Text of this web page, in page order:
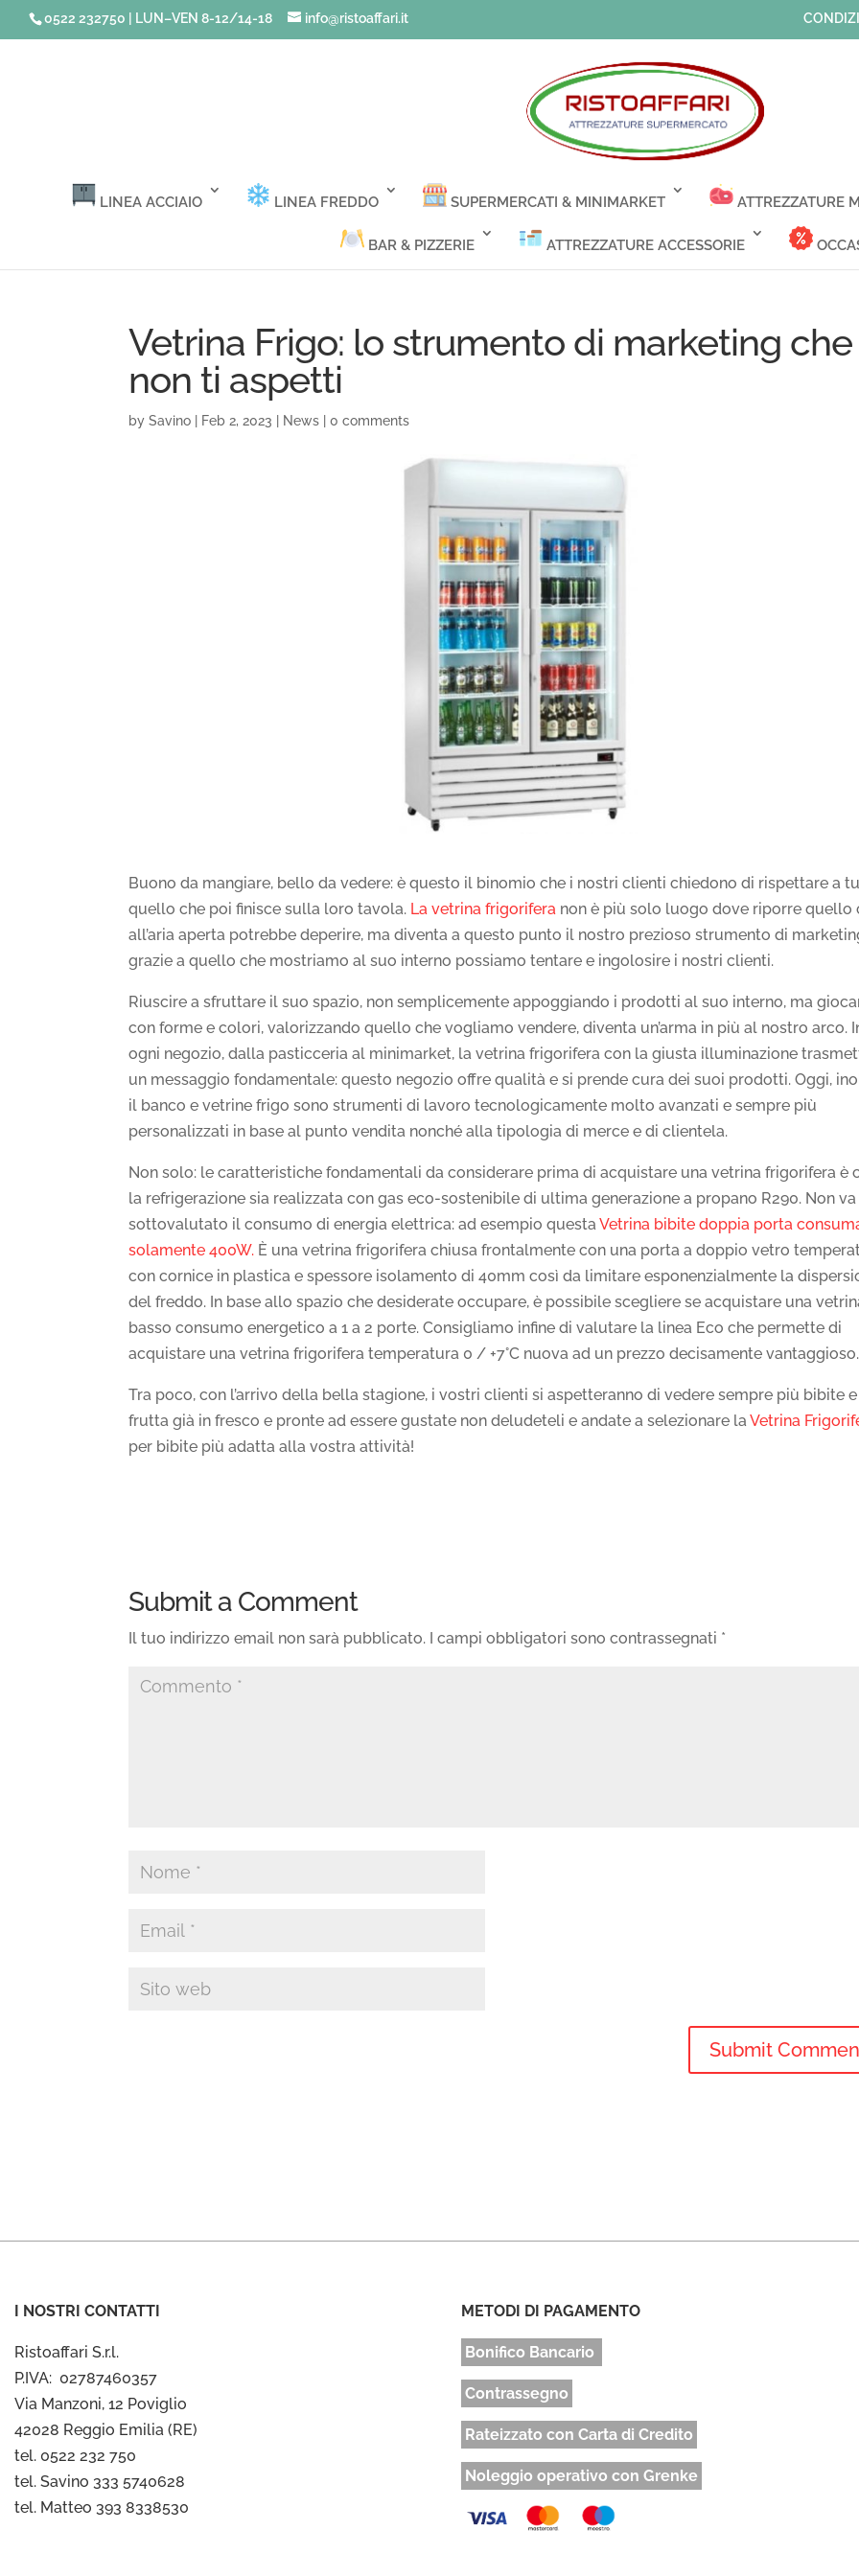
0522 232750 | LUN–VEN 8-12/14-18 info@ristoaffari.it
LINEA ACCIAIO LINEA FREDDO SUPERMERCATI & MINIMARKET ATTREZZATURE
BAR & PIZZERIE ATTREZZATURE ACCESSORIE
Vetrina Frigo: lo strumento di marketing che
non ti aspetti
bySavino Feb 2, 2023 News |0 comments
Buono da mangiare, bello da vedere: è questo il binomio che i nostri clienti chiedono di rispettare a
quello che poi finisce sulla loro tavola. La vetrina frigorifera non è più solo luogo dove riporre quello
all’aria aperta potrebbe deperire, ma diventa a questo punto il nostro prezioso strumento di
grazie a quello che mostriamo al suo interno possiamo tentare e ingolosire i nostri clienti.
Riuscire a sfruttare il suo spazio, non semplicemente appoggiando i prodotti al suo interno, ma
con forme e colori, valorizzando quello che vogliamo vendere, diventa un’arma in più al nostro arco.
ogni negozio, dalla pasticceria al minimarket, la vetrina frigorifera con la giusta illuminazione
un messaggio fondamentale: questo negozio offre qualità e si prende cura dei suoi prodotti. Oggi,
il banco e vetrine frigo sono strumenti di lavoro tecnologicamente molto avanzati e sempre più
personalizzati in base al punto vendita nonché alla tipologia di merce e di clientela.
Non solo: le caratteristiche fondamentali da considerare prima di acquistare una vetrina frigorifera è
la refrigerazione sia realizzata con gas eco-sostenibile di ultima generazione a propano R290. Non va
sottovalutato il consumo di energia elettrica: ad esempio questaVetrina bibite doppia porta
solamente 400W. È una vetrina frigorifera chiusa frontalmente con una porta a doppio vetro
con cornice in plastica e spessore isolamento di 40mm così da limitare esponenzialmente la
del freddo. In base allo spazio che desiderate occupare, è possibile scegliere se acquistare una
basso consumo energetico a 1 a 2 porte. Consigliamo infine di valutare la linea Eco che permette di
acquistare una vetrina frigorifera temperatura 0 / +7°C nuova ad un prezzo decisamente vantaggioso.
Tra poco, con l’arrivo della bella stagione, i vostri clienti si aspetteranno di vedere sempre più bibite e
frutta già in fresco e pronte ad essere gustate non deludeteli e andate a selezionare laVetrina
per bibite più adatta alla vostra attività!
Submit a Comment
Il tuo indirizzo email non sarà pubblicato. I campi obbligatori sono contrassegnati *
I NOSTRI CONTATTI
Ristoaffari S.r.l.
P.IVA: 02787460357
Via Manzoni, 12 Poviglio
42028 Reggio Emilia (RE)
tel. 0522 232 750
tel. Savino 333 5740628
tel. Matteo 393 8338530
METODI DI PAGAMENTO
Bonifico Bancario
Contrassegno
Rateizzato con Carta di Credito
Noleggio operativo con Grenke